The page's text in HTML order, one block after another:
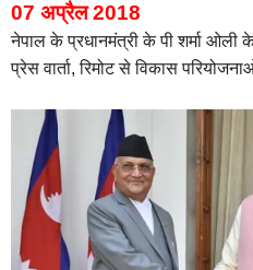
07 अप्रैल 2018
नेपाल के प्रधानमंत्री के पी शर्मा ओली
प्रेस वार्ता, रिमोट से विकास